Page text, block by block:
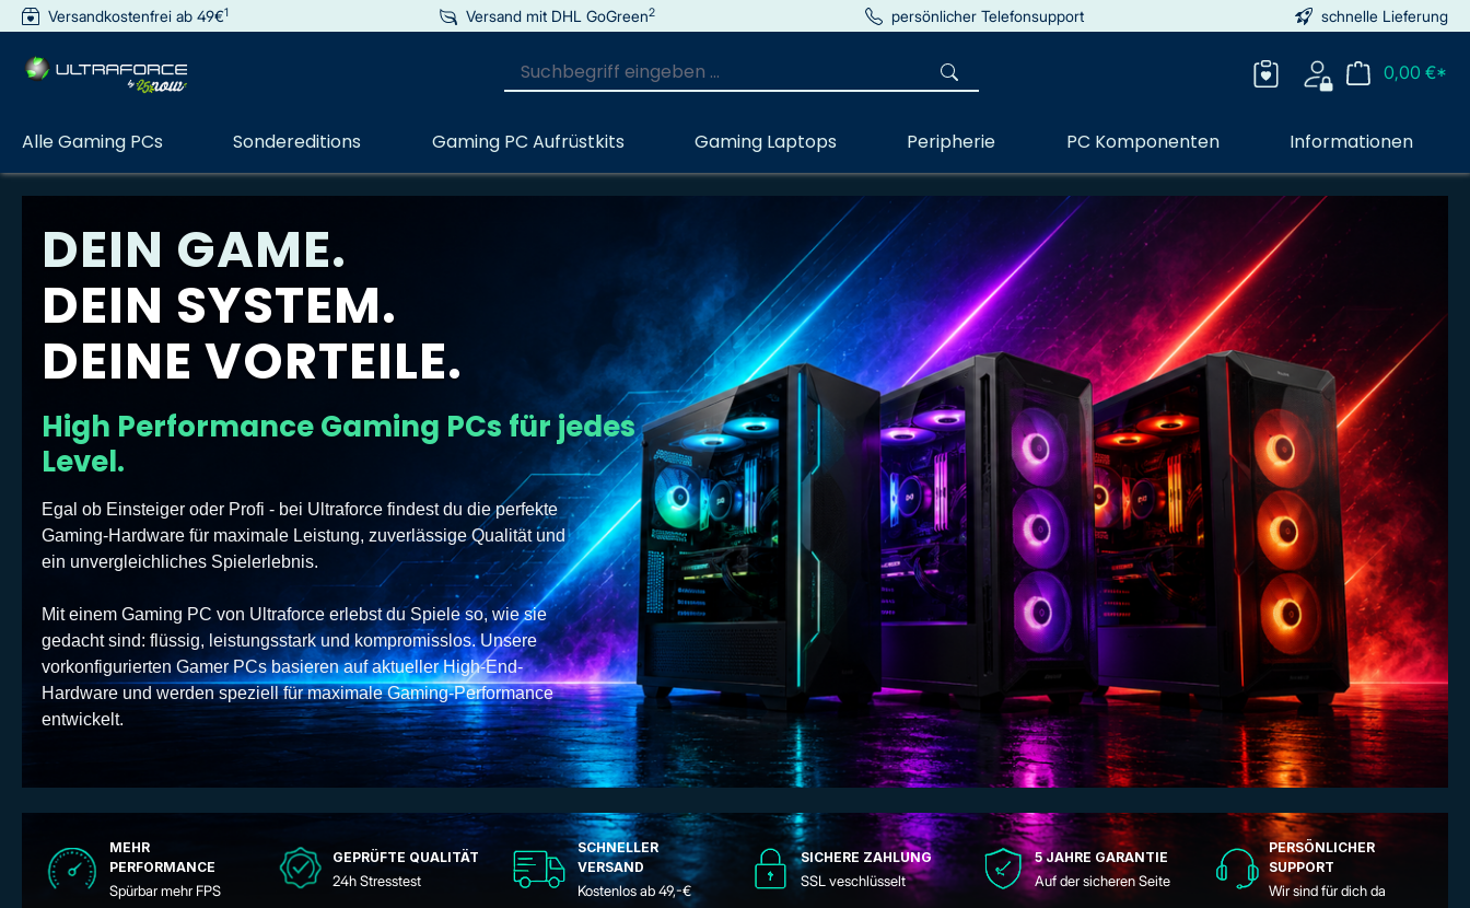
springen Zur Hauptnavigation springen
Versandkostenfrei ab 49€1 Versand mit DHL GoGreen2 persönlicher Telefonsupport schnelle Lieferung
0,00 €*
Alle Gaming PCs Sondereditions Gaming PC Aufrüstkits Gaming Laptops Peripherie PC Komponenten Informationen
DEIN GAME.
DEIN SYSTEM.
DEINE VORTEILE.
High Performance Gaming PCs für jedes
Level.
Egal ob Einsteiger oder Profi - bei Ultraforce findest du die perfekte
Gaming-Hardware für maximale Leistung, zuverlässige Qualität und
ein unvergleichliches Spielerlebnis.
Mit einem Gaming PC von Ultraforce erlebst du Spiele so, wie sie
gedacht sind: flüssig, leistungsstark und kompromisslos. Unsere
vorkonfigurierten Gamer PCs basieren auf aktueller High-End-
Hardware und werden speziell für maximale Gaming-Performance
entwickelt.
MEHR
PERFORMANCE
Spürbar mehr FPS
GEPRÜFTE QUALITÄT
24h Stresstest
SCHNELLER
VERSAND
Kostenlos ab 49,-€
SICHERE ZAHLUNG
SSL veschlüsselt
5 JAHRE GARANTIE
Auf der sicheren Seite
PERSÖNLICHER
SUPPORT
Wir sind für dich da